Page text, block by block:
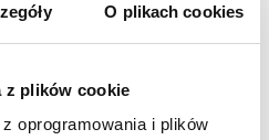
O plikach cookies
z plików cookie
oprogramowania i plików
Zobacz